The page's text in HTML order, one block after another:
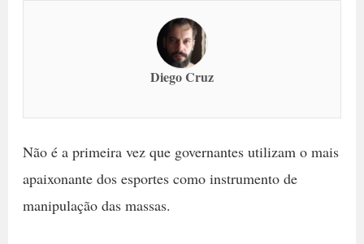
Diego Cruz
Não é a primeira vez que governantes utilizam o mais
apaixonante dos esportes como instrumento de
manipulação das massas.